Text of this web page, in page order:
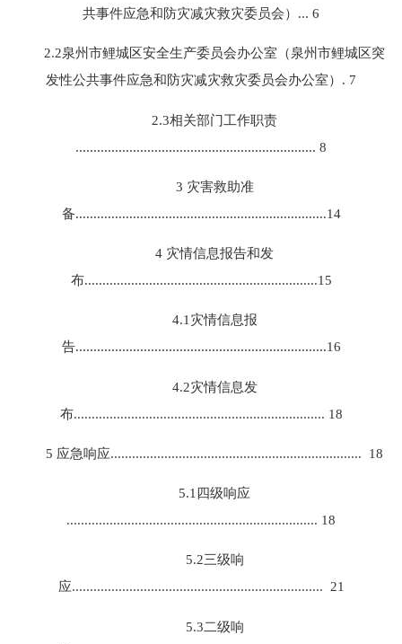
共事件应急和防灾减灾救灾委员会）... 6
2.2泉州市鲤城区安全生产委员会办公室（泉州市鲤城区突
发性公共事件应急和防灾减灾救灾委员会办公室） . 7
2.3相关部门工作职责
................................................................... 8
3 灾害救助准
备......................................................................14
4 灾情信息报告和发
布.................................................................15
4.1灾情信息报
告......................................................................16
4.2灾情信息发
布...................................................................... 18
5 应急响应...................................................................... 18
5.1四级响应
...................................................................... 18
5.2三级响
应...................................................................... 21
5.3二级响